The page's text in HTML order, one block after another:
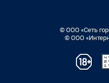
© ООО «Сеть
© ООО